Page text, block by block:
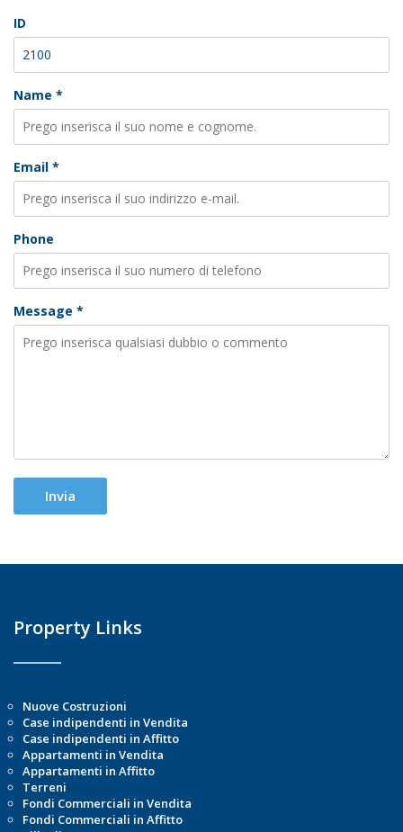
ID
Name *
Email *
Phone
Message *
Property Links
Nuove Costruzioni
Case indipendenti in Vendita
Case indipendenti in Affitto
Appartamenti in Vendita
Appartamenti in Affitto
Terreni
Fondi Commerciali in Vendita
Fondi Commerciali in Affitto